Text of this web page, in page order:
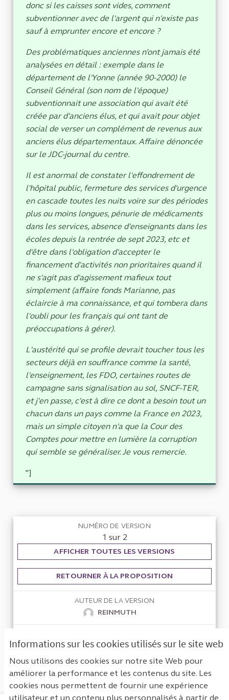
Informations sur les cookies utilisés sur le site web
Nous utilisons des cookies sur notre site Web pour
améliorer la performance et les contenus du site. Les
cookies nous permettent de fournir une expérience
utilisateur et un contenu plus personnalisés à partir de
donc si les caisses sont vides, comment
subventionner avec de l'argent qui n'existe pas
sauf à emprunter encore et encore ?
Des problématiques anciennes n’ont jamais été
analysées en détail : exemple dans le
département de l'Yonne (année 90-2000) le
Conseil Général (son nom de l'époque)
subventionnait une association qui avait été
créée par d'anciens élus, et qui avait pour objet
social de verser un complément de revenus aux
anciens élus départementaux. Affaire dénoncée
sur le JDC-journal du centre.
Il est anormal de constater l'effondrement de
l'hôpital public, fermeture des services d'urgence
en cascade toutes les nuits voire sur des périodes
plus ou moins longues, pénurie de médicaments
dans les services, absence d'enseignants dans les
écoles depuis la rentrée de sept 2023, etc et
d'être dans l'obligation d'accepter le
financement d'activités non prioritaires quand il
ne s'agit pas d'agissement mafieux tout
simplement (affaire fonds Marianne, pas
éclaircie à ma connaissance, et qui tombera dans
l'oubli pour les français qui ont tant de
préoccupations à gérer).
L'austérité qui se profile devrait toucher tous les
secteurs déjà en souffrance comme la santé,
l'enseignement, les FDO, certaines routes de
campagne sans signalisation au sol, SNCF-TER,
et j'en passe, c'est à dire ce dont a besoin tout un
chacun dans un pays comme la France en 2023,
mais un simple citoyen n'a que la Cour des
Comptes pour mettre en lumière la corruption
qui semble se généraliser. Je vous remercie.
"]
NUMÉRO DE VERSION
1 sur 2
AFFICHER TOUTES LES VERSIONS
RETOURNER À LA PROPOSITION
AUTEUR DE LA VERSION
REINMUTH
02/10/2023 18:10